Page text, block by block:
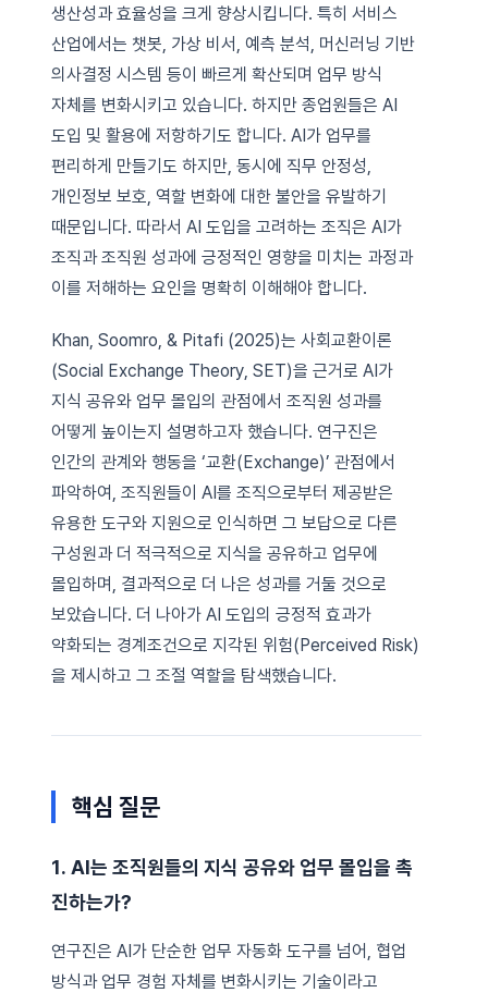
생산성과 효율성을 크게 향상시킵니다. 특히 서비스
산업에서는 챗봇, 가상 비서, 예측 분석, 머신러닝 기반
의사결정 시스템 등이 빠르게 확산되며 업무 방식
자체를 변화시키고 있습니다. 하지만 종업원들은 AI
도입 및 활용에 저항하기도 합니다. AI가 업무를
편리하게 만들기도 하지만, 동시에 직무 안정성,
개인정보 보호, 역할 변화에 대한 불안을 유발하기
때문입니다. 따라서 AI 도입을 고려하는 조직은 AI가
조직과 조직원 성과에 긍정적인 영향을 미치는 과정과
이를 저해하는 요인을 명확히 이해해야 합니다.
Khan, Soomro, & Pitafi (2025)는 사회교환이론
(Social Exchange Theory, SET)을 근거로 AI가
지식 공유와 업무 몰입의 관점에서 조직원 성과를
어떻게 높이는지 설명하고자 했습니다. 연구진은
인간의 관계와 행동을 ‘교환(Exchange)’ 관점에서
파악하여, 조직원들이 AI를 조직으로부터 제공받은
유용한 도구와 지원으로 인식하면 그 보답으로 다른
구성원과 더 적극적으로 지식을 공유하고 업무에
몰입하며, 결과적으로 더 나은 성과를 거둘 것으로
보았습니다. 더 나아가 AI 도입의 긍정적 효과가
약화되는 경계조건으로 지각된 위험(Perceived Risk)
을 제시하고 그 조절 역할을 탐색했습니다.
핵심 질문
1. AI는 조직원들의 지식 공유와 업무 몰입을 촉
진하는가?
연구진은 AI가 단순한 업무 자동화 도구를 넘어, 협업
방식과 업무 경험 자체를 변화시키는 기술이라고